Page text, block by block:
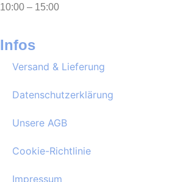
10:00 – 15:00
Infos
Versand & Lieferung
Datenschutzerklärung
Unsere AGB
Cookie-Richtlinie
Impressum